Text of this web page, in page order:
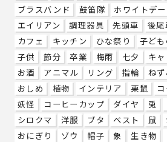
ブラスバンド
鼓笛隊 ホワイトデー
エイリアン
調理器具 先頭車 後尾
カフェ
キッチン ひな祭り 子ども
子供
節分 卒業 梅雨 七夕 キ
お酒
アニマル リング 指輪 ね
おしめ
植物 インテリア 栗鼠
妖怪
コーヒーカップ ダイヤ 兎
シロクマ
洋服 ブタ ベスト 鼠
おにぎり
ゾウ 帽子 象 生き物